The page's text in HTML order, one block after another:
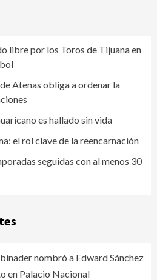
libre por los Toros de Tijuana en
Atenas obliga a ordenar la
es hallado sin vida
el rol clave de la reencarnación
seguidas con al menos 30
nombró a Edward Sánchez
en Palacio Nacional